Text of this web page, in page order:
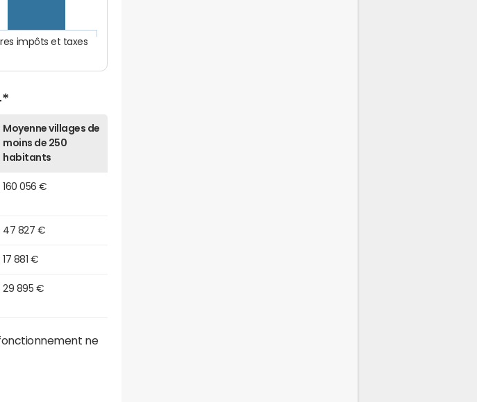
impôts et taxes
Moyenne villages de
moins de 250
habitants
160 056 €
47 827 €
17 881 €
29 895 €
ne